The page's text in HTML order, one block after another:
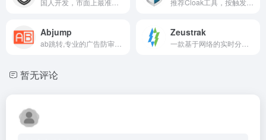
Abjump Zeustrak
暂无评论